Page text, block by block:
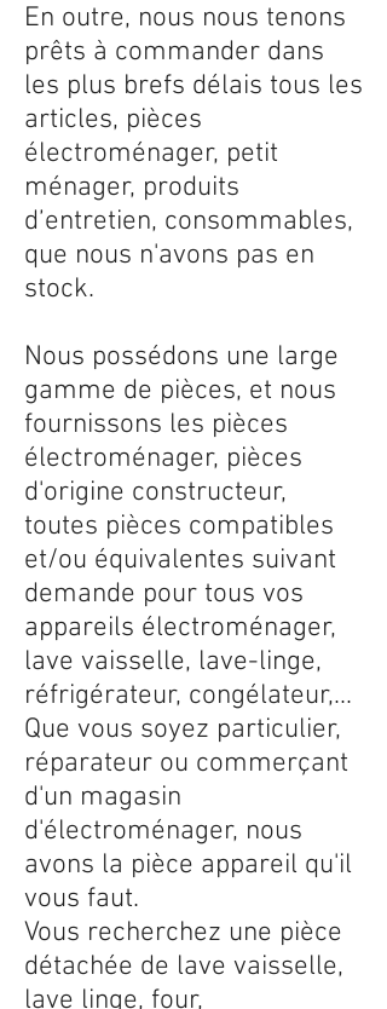
En outre, nous nous tenons
prêts à commander dans
les plus brefs délais tous les
articles, pièces
électroménager, petit
ménager, produits
d’entretien, consommables,
que nous n'avons pas en
stock.
Nous possédons une large
gamme de pièces, et nous
fournissons les pièces
électroménager, pièces
d'origine constructeur,
toutes pièces compatibles
et/ou équivalentes suivant
demande pour tous vos
appareils électroménager,
lave vaisselle, lave-linge,
réfrigérateur, congélateur,...
Que vous soyez particulier,
réparateur ou commerçant
d'un magasin
d'électroménager, nous
avons la pièce appareil qu'il
vous faut.
Vous recherchez une pièce
détachée de lave vaisselle,
lave linge, four,